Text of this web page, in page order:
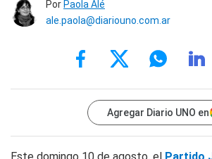
Por Paola Alé
ale.paola@diariouno.com.ar
Agregar Diario UNO en